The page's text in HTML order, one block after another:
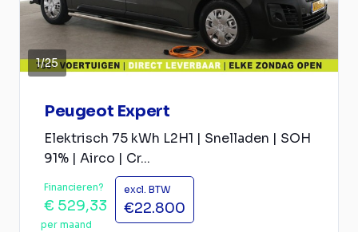
1/25
Peugeot Expert
Elektrisch 75 kWh L2H1 | Snelladen | SOH
91% | Airco | Cr...
Financieren?
€ 529,33
per maand
excl. BTW
€22.800